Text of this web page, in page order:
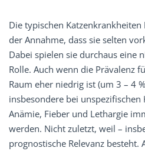
Die typischen Katzenkrankheiten
der Annahme, dass sie selten
Dabei spielen sie durchaus eine
Rolle. Auch wenn die Prävalenz
Raum eher niedrig ist (um 3 – 4
insbesondere bei
Anämie, Fieber und Lethargie
werden. Nicht zuletzt, weil –
prognostische Relevanz besteht.